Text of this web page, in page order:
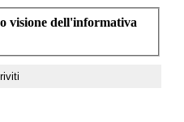
visione dell'informativa